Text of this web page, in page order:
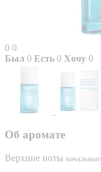
0 0
Был 0 Есть 0 Хочу 0
Об аромате
Верхние ноты начальные